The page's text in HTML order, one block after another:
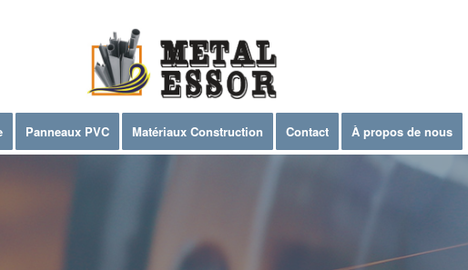
Panneaux PVC Matériaux Construction Contact À propos de nous